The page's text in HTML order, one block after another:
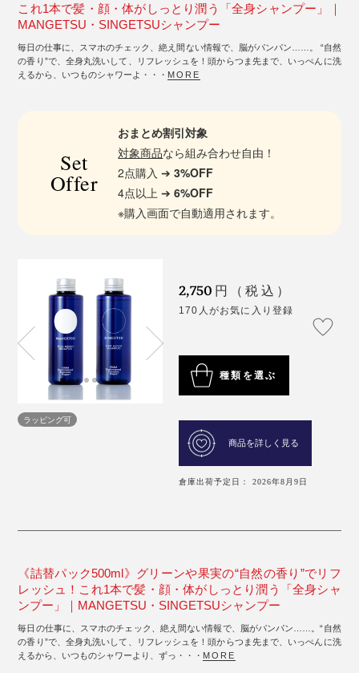
これ1本で髪・顔・体がしっとり潤う「全身シャンプー」｜
MANGETSU・SINGETSUシャンプー
毎日の仕事に、スマホのチェック、絶え間ない情報で、脳がパンパン……。 “自然
の香り”で、全身丸洗いして、リフレッシュを！頭からつま先まで、いっぺんに洗
えるから、いつものシャワーよ・・・ MORE
Set
Offer
おまとめ割引対象
対象商品なら組み合わせ自由！
2点購入 ➔3%OFF
4点以上 ➔6%OFF
※購入画面で自動適用されます。
ラッピング可
2,750 円（税込）
170人がお気に入り登録
種類を選ぶ
商品を詳しく見る
倉庫出荷予定日： 2026年8月9日
《詰替パック500ml》グリーンや果実の“自然の香り”でリフ
レッシュ！これ1本で髪・顔・体がしっとり潤う「全身シャ
ンプー」｜MANGETSU・SINGETSUシャンプー
毎日の仕事に、スマホのチェック、絶え間ない情報で、脳がパンパン……。“自然
の香り”で、全身丸洗いして、リフレッシュを！頭からつま先まで、いっぺんに洗
えるから、いつものシャワーより、ずっ・・・ MORE